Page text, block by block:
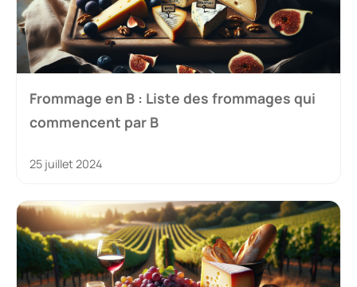
Frommage en B : Liste des frommages qui
commencent par B
25 juillet 2024